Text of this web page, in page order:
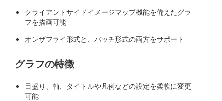
クライアントサイドイメージマップ機能を備えたグラ
フを描画可能
オンザフライ形式と、バッチ形式の両方をサポート
グラフの特徴
目盛り、軸、タイトルや凡例などの設定を柔軟に変更
可能